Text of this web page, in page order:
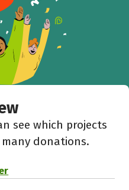
see which projects
many donations.